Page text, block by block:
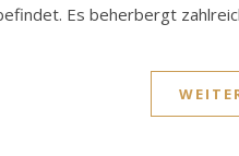
Es beherbergt